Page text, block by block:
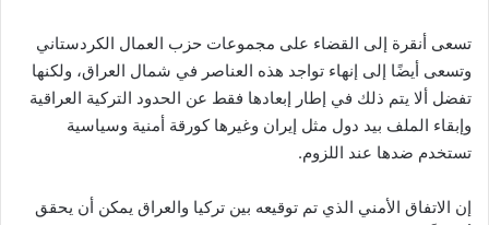
تسعى أنقرة إلى القضاء على مجموعات حزب العمال الكردستاني
وتسعى أيضًا إلى إنهاء تواجد هذه العناصر في شمال العراق، ولكنها
تفضل ألا يتم ذلك في إطار إبعادها فقط عن الحدود التركية العراقية
وإبقاء الملف بيد دول مثل إيران وغيرها كورقة أمنية وسياسية
تستخدم ضدها عند اللزوم.
إن الاتفاق الأمني الذي تم توقيعه بين تركيا والعراق يمكن أن يحقق